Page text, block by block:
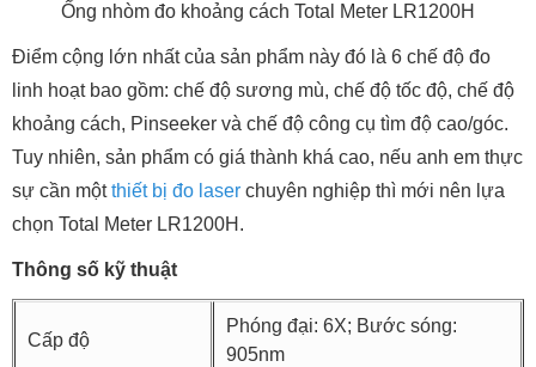
Ống nhòm đo khoảng cách Total Meter LR1200H
Điểm cộng lớn nhất của sản phẩm này đó là 6 chế độ đo
linh hoạt bao gồm: chế độ sương mù, chế độ tốc độ, chế độ
khoảng cách, Pinseeker và chế độ công cụ tìm độ cao/góc.
Tuy nhiên, sản phẩm có giá thành khá cao, nếu anh em thực
sự cần mộtthiết bị đo laser chuyên nghiệp thì mới nên lựa
chọn Total Meter LR1200H.
Thông số kỹ thuật
Cấp độ
Phóng đại: 6X; Bước sóng:
905nm